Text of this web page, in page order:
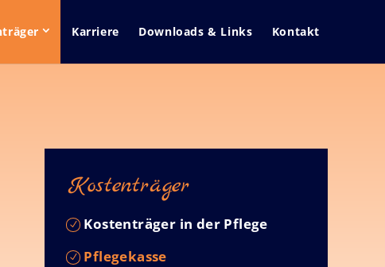
Karriere Downloads & Links Kontakt
Kostenträger
Kostenträger in der Pflege
Pflegekasse